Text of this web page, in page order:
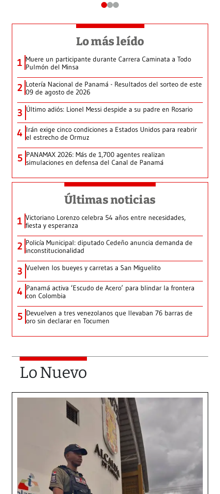
Lo más leído
1 Muere un participante durante Carrera Caminata a Todo
Pulmón del Minsa
2 Lotería Nacional de Panamá - Resultados del sorteo de este
09 de agosto de 2026
3 Último adiós: Lionel Messi despide a su padre en Rosario
4 Irán exige cinco condiciones a Estados Unidos para reabrir
el estrecho de Ormuz
5 PANAMAX 2026: Más de 1,700 agentes realizan
simulaciones en defensa del Canal de Panamá
Últimas noticias
1 Victoriano Lorenzo celebra 54 años entre necesidades,
fiesta y esperanza
2 Policía Municipal: diputado Cedeño anuncia demanda de
inconstitucionalidad
3 Vuelven los bueyes y carretas a San Miguelito
4 Panamá activa ‘Escudo de Acero’ para blindar la frontera
con Colombia
5 Devuelven a tres venezolanos que llevaban 76 barras de
oro sin declarar en Tocumen
Lo Nuevo